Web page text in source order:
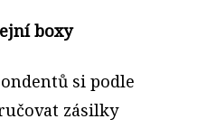
boxy
si podle
zásilky